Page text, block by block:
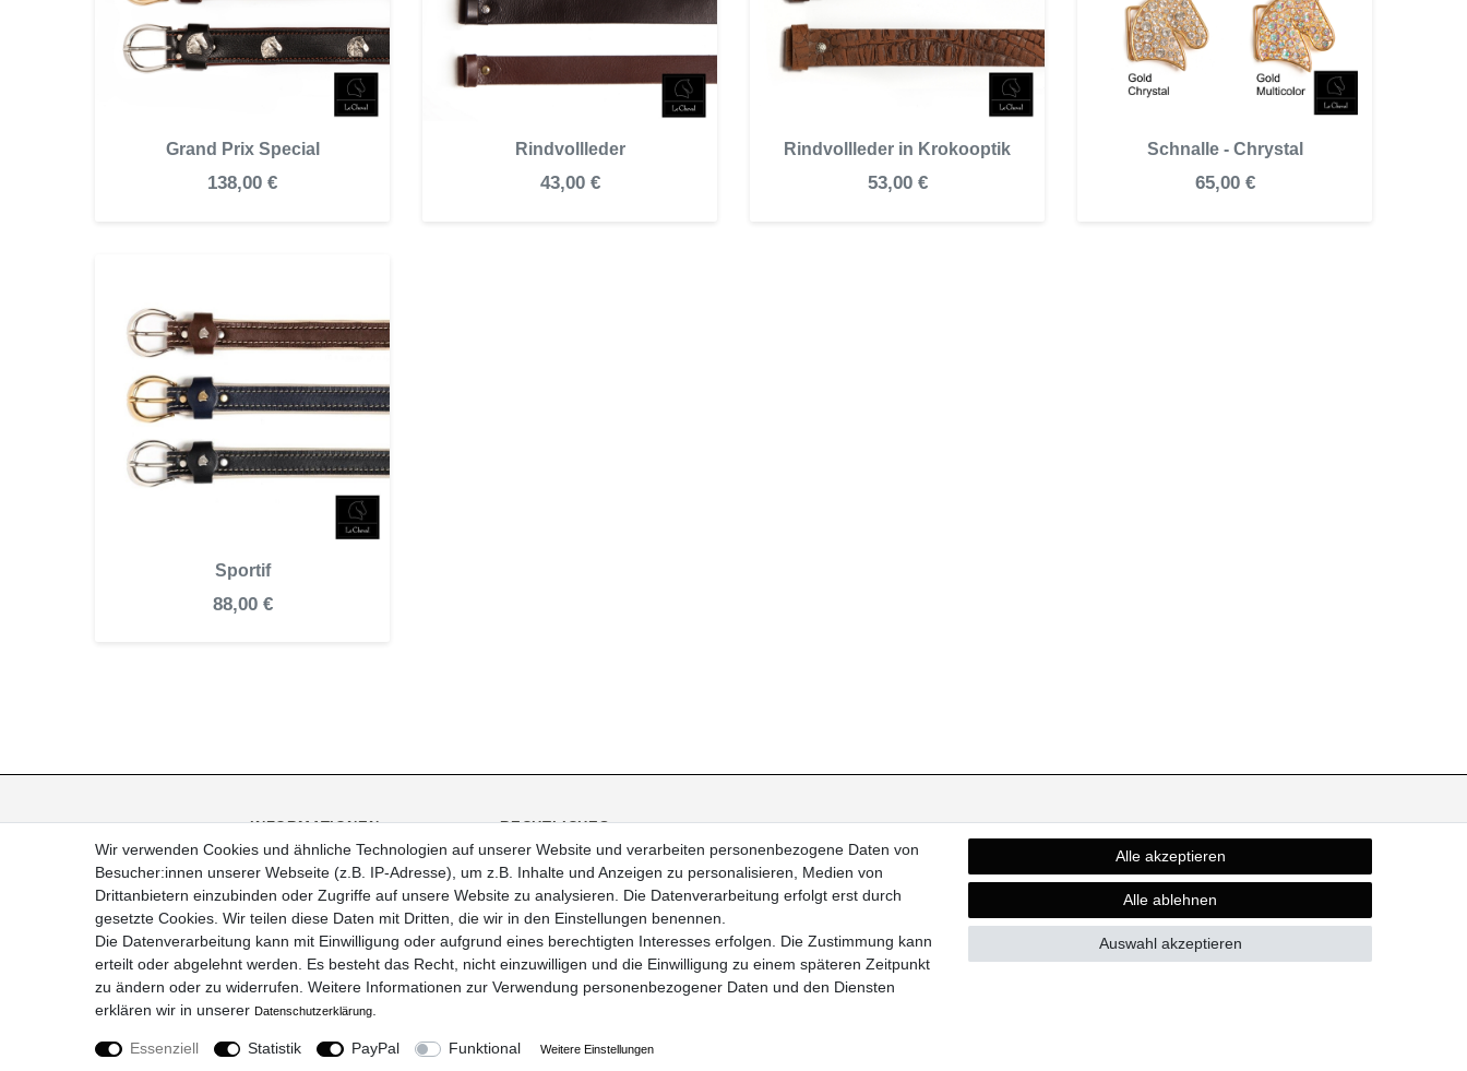
Grand Prix Special
138,00 €
Rindvollleder
43,00 €
Rindvollleder in Krokooptik
53,00 €
Schnalle - Chrystal
65,00 €
Sportif
88,00 €
INFORMATIONEN
FAQ
Versand
Kontakt
Über uns
Veranstaltungen
RECHTLICHES
AGB
Impressum
Widerrufsrecht
Datenschutz
Wir verwenden Cookies und ähnliche Technologien auf unserer Website und verarbeiten personenbezogene Daten von
Besucher:innen unserer Webseite (z.B. IP-Adresse), um z.B. Inhalte und Anzeigen zu personalisieren, Medien von
Drittanbietern einzubinden oder Zugriffe auf unsere Website zu analysieren. Die Datenverarbeitung erfolgt erst durch
gesetzte Cookies. Wir teilen diese Daten mit Dritten, die wir in den Einstellungen benennen.
Die Datenverarbeitung kann mit Einwilligung oder aufgrund eines berechtigten Interesses erfolgen. Die Zustimmung kann
erteilt oder abgelehnt werden. Es besteht das Recht, nicht einzuwilligen und die Einwilligung zu einem späteren Zeitpunkt
zu ändern oder zu widerrufen. Weitere Informationen zur Verwendung personenbezogener Daten und den Diensten
erklären wir in unserer Daten­schutz­erklärung
Essenziell Statistik PayPal Funktional Weitere Einstellungen
Alle akzeptieren
Alle ablehnen
Auswahl akzeptieren